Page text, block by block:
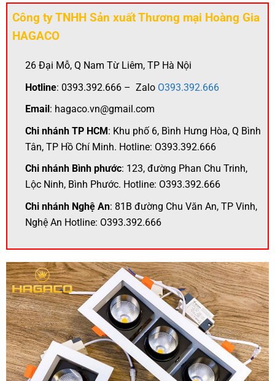
Công ty TNHH Sản xuất Thương mại Hoàng Gia
HAGACO
26 Đại Mỗ, Q Nam Từ Liêm, TP Hà Nội
Hotline: 0393.392.666 – Zalo O393.392.666
Email : hagaco.vn@gmail.com
Chi nhánh TP HCM: Khu phố 6, Bình Hưng Hòa, Q Bình
Tân, TP Hồ Chí Minh. Hotline: O393.392.666
Chi nhánh Bình phước: 123, đường Phan Chu Trinh,
Lộc Ninh, Bình Phước. Hotline: O393.392.666
Chi nhánh Nghệ An: 81B đường Chu Văn An, TP Vinh,
Nghệ An Hotline: O393.392.666